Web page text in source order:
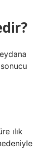
ılık